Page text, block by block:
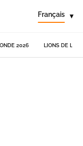
Français ▾
2026 LIONS DE